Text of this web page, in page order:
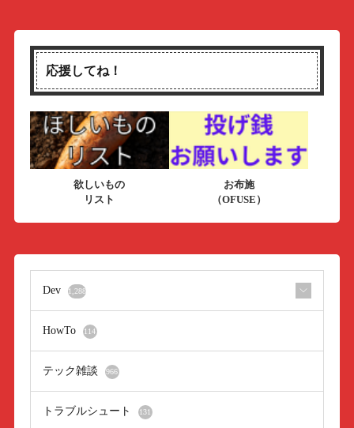
応援してね！
欲しいもの
リスト
お布施
（OFUSE）
Dev 1,288
HowTo 114
テック雑談 966
トラブルシュート 131